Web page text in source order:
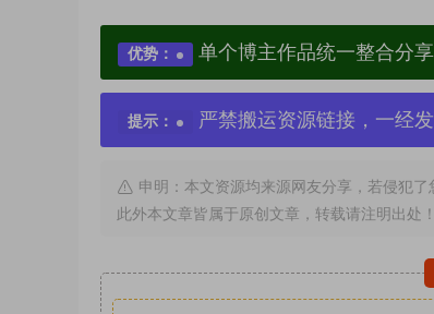
优势： 单个博主作品统一整合分
提示： 严禁搬运资源链接，一经
申明：本文资源均来源网友分享，若侵犯了
此外本文章皆属于原创文章，转载请注明出处